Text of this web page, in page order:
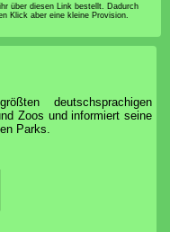
über diesen Link bestellt. Dadurch
Klick aber eine kleine Provision.
deutschsprachigen
Zoos und informiert seine
Parks.